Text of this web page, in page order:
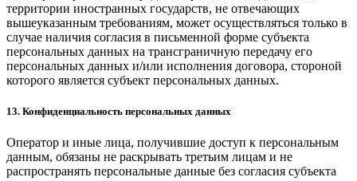
территории иностранных государств, не отвечающих
вышеуказанным требованиям, может осуществляться только в
случае наличия согласия в письменной форме субъекта
персональных данных на трансграничную передачу его
персональных данных и/или исполнения договора, стороной
которого является субъект персональных данных.
13. Конфиденциальность персональных данных
Оператор и иные лица, получившие доступ к персональным
данным, обязаны не раскрывать третьим лицам и не
распространять персональные данные без согласия субъекта